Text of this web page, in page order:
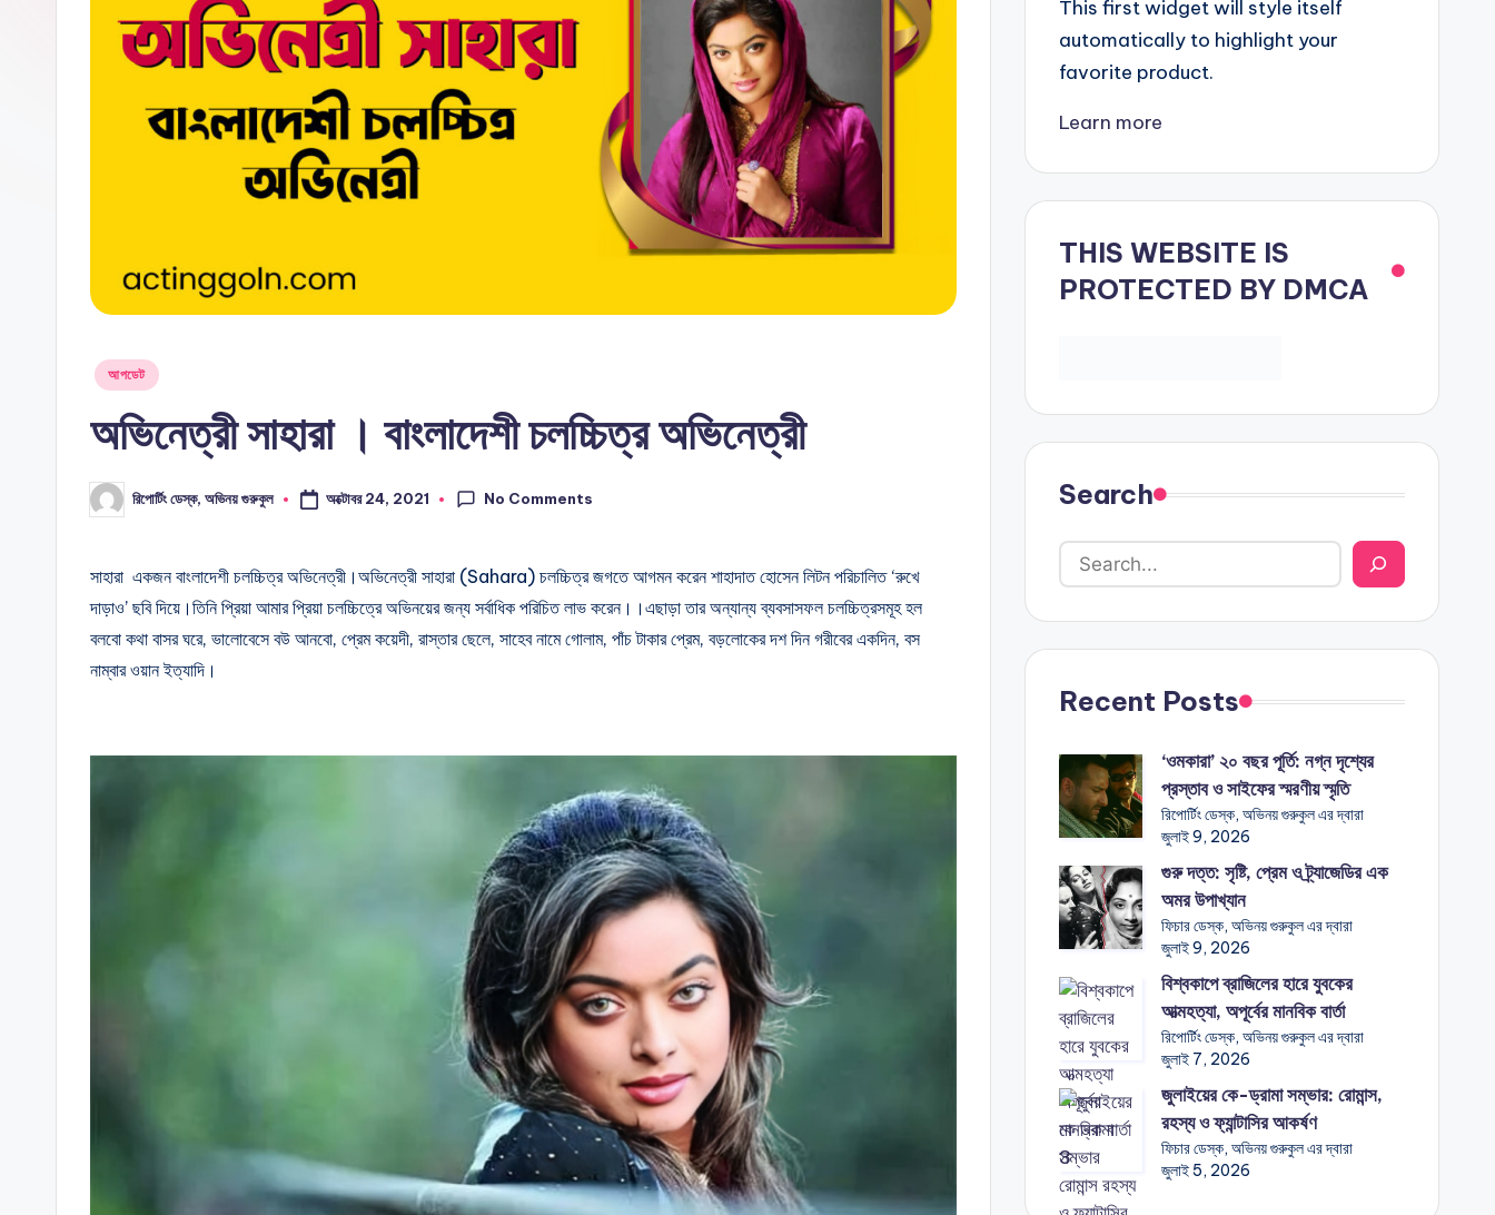
অভিনয়ের
Posted
আপডেট
অভিনেত্রী সাহারা । বাংলাদেশী চলচ্চিত্র অভিনেত্রী
Posted
by
রিপোর্টিং ডেস্ক, অভিনয় গুরুকুল অক্টোবর 24, 2021 No Comments
সাহারা একজন বাংলাদেশী চলচ্চিত্র অভিনেত্রী।অভিনেত্রী সাহারা (Sahara) চলচ্চিত্র জগতে আগমন করেন শাহাদাত হোসেন লিটন পরিচালিত ‘রুখে
দাড়াও’ ছবি দিয়ে।তিনি প্রিয়া আমার প্রিয়া চলচ্চিত্রে অভিনয়ের জন্য সর্বাধিক পরিচিত লাভ করেন।।এছাড়া তার অন্যান্য ব্যবসাসফল চলচ্চিত্রসমূহ হল
বলবো কথা বাসর ঘরে, ভালোবেসে বউ আনবো, প্রেম কয়েদী, রাস্তার ছেলে, সাহেব নামে গোলাম, পাঁচ টাকার প্রেম, বড়লোকের দশ দিন গরীবের একদিন, বস
নাম্বার ওয়ান ইত্যাদি।
This first widget will style itself
automatically to highlight your
favorite product.
Learn more
THIS WEBSITE IS
PROTECTED BY DMCA
Search
Recent Posts
‘ওমকারা’ ২০ বছর পূর্তি: নগ্ন দৃশ্যের
প্রস্তাব ও সাইফের স্মরণীয় স্মৃতি
রিপোর্টিং ডেস্ক, অভিনয় গুরুকুল এর দ্বারা
জুলাই 9, 2026
গুরু দত্ত: সৃষ্টি, প্রেম ও ট্র্যাজেডির এক
অমর উপাখ্যান
ফিচার ডেস্ক, অভিনয় গুরুকুল এর দ্বারা
জুলাই 9, 2026
বিশ্বকাপে ব্রাজিলের হারে যুবকের
আত্মহত্যা, অপূর্বের মানবিক বার্তা
রিপোর্টিং ডেস্ক, অভিনয় গুরুকুল এর দ্বারা
জুলাই 7, 2026
জুলাইয়ের কে-ড্রামা সম্ভার: রোমান্স,
রহস্য ও ফ্যান্টাসির আকর্ষণ
ফিচার ডেস্ক, অভিনয় গুরুকুল এর দ্বারা
জুলাই 5, 2026